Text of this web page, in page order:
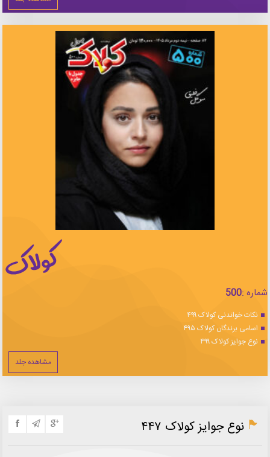
شماره :500
نکات خواندنی کولاک ۴۹۹
اسامی برندگان کولاک ۴۹۵
نوع جوایز کولاک ۴۹۹
مشاهده جلد
نوع جوایز کولاک ۴۴۷